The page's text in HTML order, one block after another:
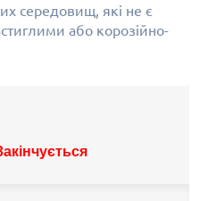
середовищ, які не є
або корозійно-